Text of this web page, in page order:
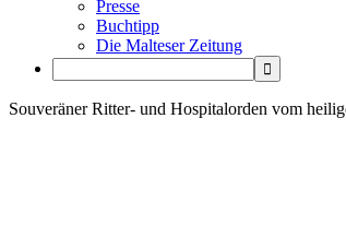
Presse
Buchtipp
Die Malteser Zeitung
Souveräner Ritter- und Hospitalorden vom